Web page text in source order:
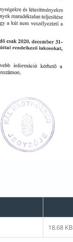
18.68 KB